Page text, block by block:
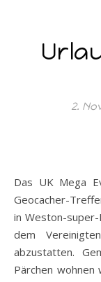
2.
Das UK Mega Event 2009, das alljährlich stattfindende
Geocacher-
in Weston-
dem
abzustatten.
Pärchen